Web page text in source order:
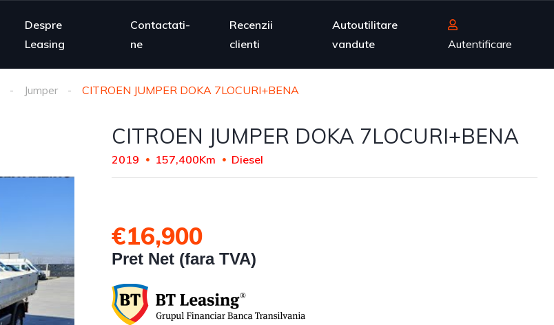
Despre
Leasing
Contactati-
ne
Recenzii
clienti
Autoutilitare
vandute
Autentificare
Jumper CITROEN JUMPER DOKA 7LOCURI+BENA
CITROEN JUMPER DOKA 7LOCURI+BENA
2019 157,400Km Diesel
€16,900
Pret Net (fara TVA)